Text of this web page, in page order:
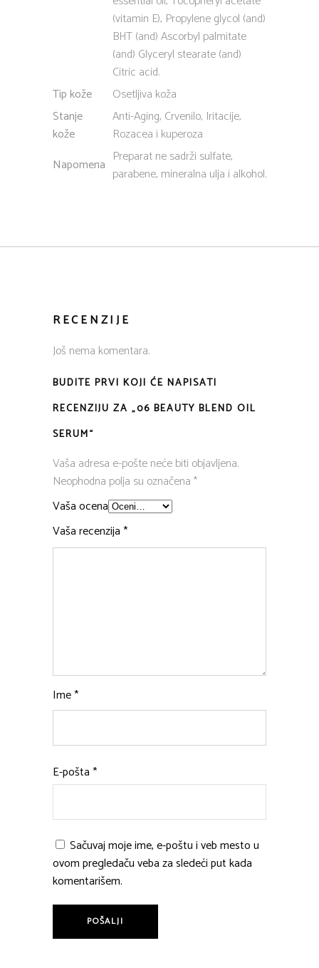
(vitamin E), Propylene glycol (and)
BHT (and) Ascorbyl palmitate
(and) Glyceryl stearate (and)
Citric acid.
Tip kože
Osetljiva koža
Stanje
kože
Anti-Aging, Crvenilo, Iritacije,
Rozacea i kuperoza
Napomena Preparat ne sadrži sulfate,
parabene, mineralna ulja i alkohol.
RECENZIJE
Još nema komentara.
BUDITE PRVI KOJI ĆE NAPISATI
RECENZIJU ZA „06 BEAUTY BLEND OIL
SERUM“
Vaša adresa e-pošte neće biti objavljena.
Neophodna polja su označena*
Vaša ocena
Vaša recenzija*
Ime*
E-pošta*
Sačuvaj moje ime, e-poštu i veb mesto u
ovom pregledaču veba za sledeći put kada
komentarišem.